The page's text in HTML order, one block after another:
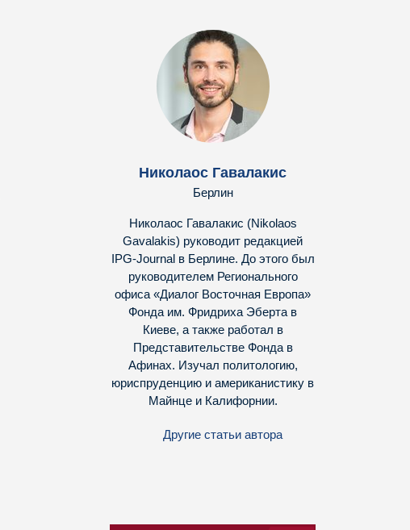
Николаос Гавалакис
Берлин
Николаос Гавалакис (Nikolaos
Gavalakis) руководит редакцией
IPG-Journal в Берлине. До этого был
руководителем Регионального
офиса «Диалог Восточная Европа»
Фонда им. Фридриха Эберта в
Киеве, а также работал в
Представительстве Фонда в
Афинах. Изучал политологию,
юриспруденцию и американистику в
Майнце и Калифорнии.
Другие статьи автора